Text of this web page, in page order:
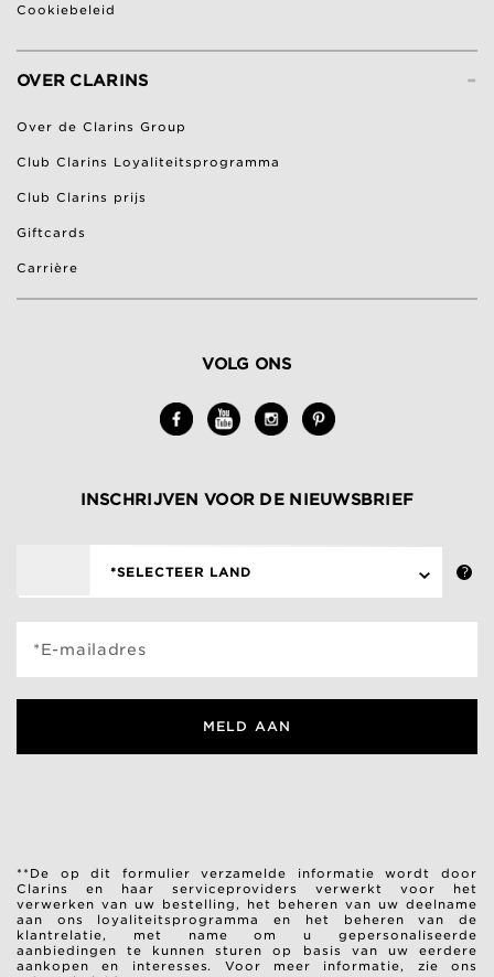
Cookiebeleid
-
OVER CLARINS
Over de Clarins Group
Club Clarins Loyaliteitsprogramma
Club Clarins prijs
Giftcards
Carrière
VOLG ONS
INSCHRIJVEN VOOR DE NIEUWSBRIEF
*SELECTEER LAND
*E-mailadres
MELD AAN
**De op dit formulier verzamelde informatie wordt door
Clarins en haar serviceproviders verwerkt voor het
verwerken van uw bestelling, het beheren van uw deelname
aan ons loyaliteitsprogramma en het beheren van de
klantrelatie, met name om u gepersonaliseerde
aanbiedingen te kunnen sturen op basis van uw eerdere
aankopen en interesses. Voor meer informatie, zie ons